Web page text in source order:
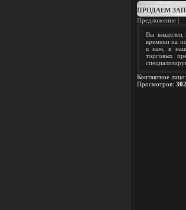
ПРОДАЕМ
Предложение |
Вы владелец
времени на
к нам, в
торговых
Контактное лицо:
Просмотров: 302